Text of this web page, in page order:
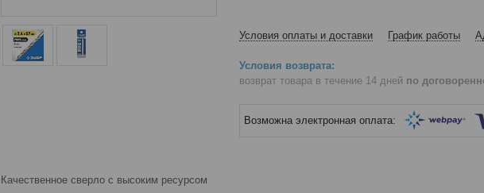
Условия оплаты и доставки График работы
возврат товара в течение 14 дней по
Качественное сверло с высоким ресурсом